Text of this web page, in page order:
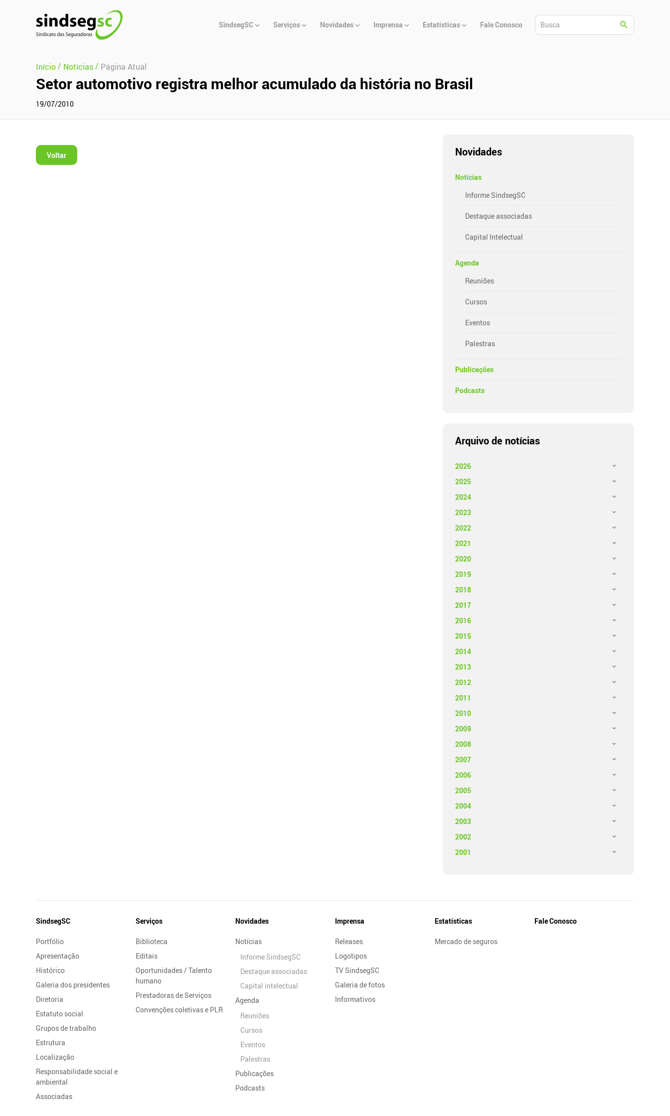
Principal
SindsegSC Serviços Novidades Imprensa Estatísticas Fale Conosco
Início/ Notícias/ Página Atual
Setor automotivo registra melhor acumulado da história no Brasil
19/07/2010
Voltar Novidades
Notícias
Informe SindsegSC
Destaque associadas
Capital Intelectual
Agenda
Reuniões
Cursos
Eventos
Palestras
Publicações
Podcasts
Arquivo de notícias
2026
2025
2024
2023
2022
2021
2020
2019
2018
2017
2016
2015
2014
2013
2012
2011
2010
2009
2008
2007
2006
2005
2004
2003
2002
2001
Mapa
Site
SindsegSC
Portfólio
Apresentação
Histórico
Galeria dos presidentes
Diretoria
Estatuto social
Grupos de trabalho
Estrutura
Localização
Responsabilidade social e
ambiental
Associadas
Serviços
Biblioteca
Editais
Oportunidades / Talento
humano
Prestadoras de Serviços
Convenções coletivas e PLR
Novidades
Notícias
Informe SindsegSC
Destaque associadas
Capital intelectual
Agenda
Reuniões
Cursos
Eventos
Palestras
Publicações
Podcasts
Imprensa
Releases
Logotipos
TV SindsegSC
Galeria de fotos
Informativos
Estatísticas
Mercado de seguros
Fale Conosco